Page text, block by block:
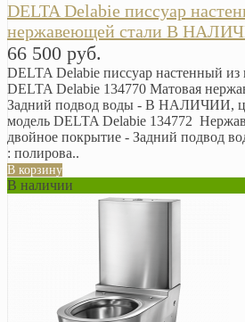
DELTA Delabie писсуар
нержавеющей стали В
66 500 руб.
DELTA Delabie писсуар настенный
DELTA Delabie 134770 Матовая
Задний подвод воды - В НАЛИЧИИ,
модель DELTA Delabie 134772
двойное покрытие - Задний подвод
: полирова..
В корзину
В наличии